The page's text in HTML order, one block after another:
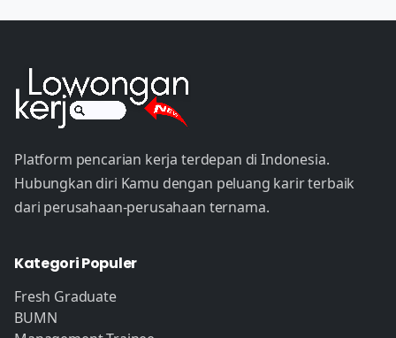
Platform pencarian kerja terdepan di Indonesia.
Hubungkan diri Kamu dengan peluang karir terbaik
dari perusahaan-perusahaan ternama.
Kategori Populer
Fresh Graduate
BUMN